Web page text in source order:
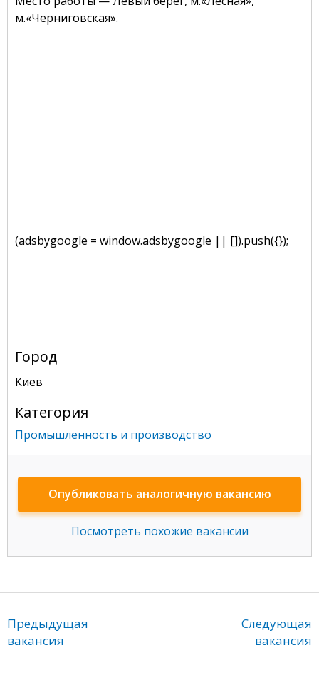
м.«Черниговская».
(adsbygoogle = window.adsbygoogle || []).push({});
Город
Киев
Категория
Промышленность и производство
Опубликовать аналогичную вакансию
Посмотреть похожие вакансии
Предыдущая
вакансия
Следующая
вакансия